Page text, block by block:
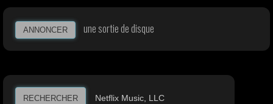
ANNONCER une sortie de disque
RECHERCHER